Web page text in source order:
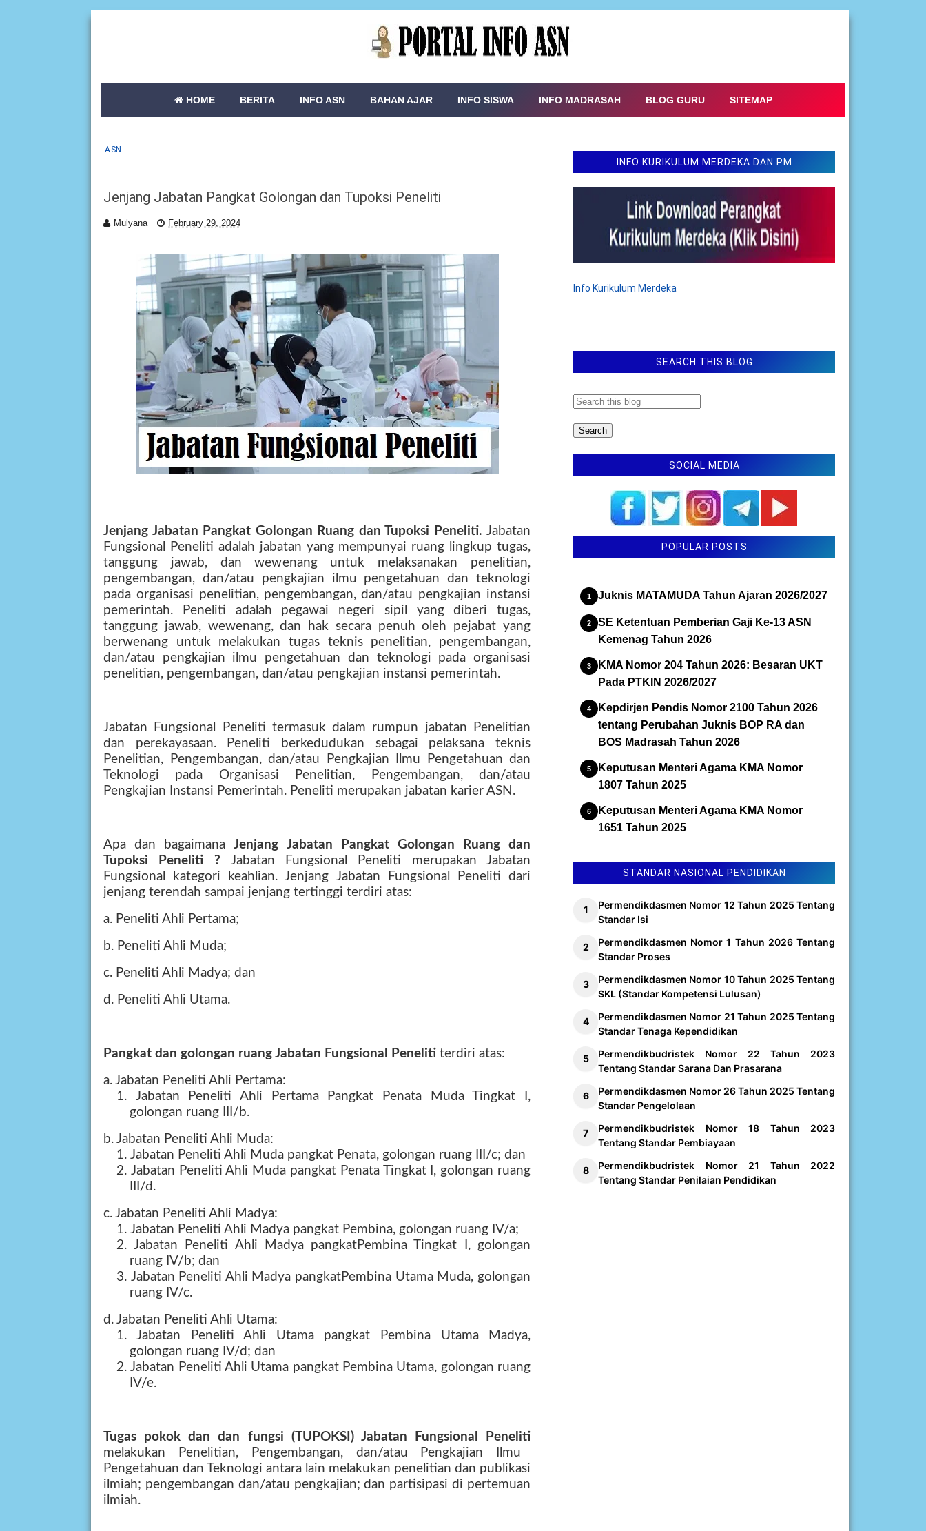
HOME BERITA INFO ASN BAHAN AJAR INFO SISWA INFO MADRASAH BLOG GURU SITEMAP
ASN
Jenjang Jabatan Pangkat Golongan dan Tupoksi Peneliti
Mulyana February 29, 2024
Jenjang Jabatan Pangkat Golongan Ruang dan Tupoksi Peneliti. Jabatan
Fungsional Peneliti adalah jabatan yang mempunyai ruang lingkup tugas,
tanggung jawab, dan wewenang untuk melaksanakan penelitian,
pengembangan, dan/atau pengkajian ilmu pengetahuan dan teknologi
pada organisasi penelitian, pengembangan, dan/atau pengkajian instansi
pemerintah. Peneliti adalah pegawai negeri sipil yang diberi tugas,
tanggung jawab, wewenang, dan hak secara penuh oleh pejabat yang
berwenang untuk melakukan tugas teknis penelitian, pengembangan,
dan/atau pengkajian ilmu pengetahuan dan teknologi pada organisasi
penelitian, pengembangan, dan/atau pengkajian instansi pemerintah.
Jabatan Fungsional Peneliti termasuk dalam rumpun jabatan Penelitian
dan perekayasaan. Peneliti berkedudukan sebagai pelaksana teknis
Penelitian, Pengembangan, dan/atau Pengkajian Ilmu Pengetahuan dan
Teknologi pada Organisasi Penelitian, Pengembangan, dan/atau
Pengkajian Instansi Pemerintah. Peneliti merupakan jabatan karier ASN.
Apa dan bagaimanaJenjang Jabatan Pangkat Golongan Ruang dan
Tupoksi Peneliti ? Jabatan Fungsional Peneliti merupakan Jabatan
Fungsional kategori keahlian. Jenjang Jabatan Fungsional Peneliti dari
jenjang terendah sampai jenjang tertinggi terdiri atas:
a. Peneliti Ahli Pertama;
b. Peneliti Ahli Muda;
c. Peneliti Ahli Madya; dan
d. Peneliti Ahli Utama.
Pangkat dan golongan ruang Jabatan Fungsional Peneliti terdiri atas:
a. Jabatan Peneliti Ahli Pertama:
1. Jabatan Peneliti Ahli Pertama Pangkat
Penata Muda Tingkat I,
golongan ruang III/b.
b. Jabatan Peneliti Ahli Muda:
1. Jabatan Peneliti Ahli Muda pangkat Penata, golongan ruang III/c; dan
2. Jabatan Peneliti Ahli Muda pangkat Penata Tingkat I, golongan ruang
III/d.
c. Jabatan Peneliti Ahli Madya:
1. Jabatan Peneliti Ahli Madya pangkat Pembina, golongan ruang IV/a;
2.Jabatan Peneliti Ahli Madya pangkatPembina Tingkat I, golongan
ruang IV/b; dan
3. Jabatan Peneliti Ahli Madya pangkatPembina Utama Muda, golongan
ruang IV/c.
d. Jabatan Peneliti Ahli Utama:
1.Jabatan Peneliti Ahli Utama pangkat
Pembina Utama Madya,
golongan ruang IV/d; dan
2.Jabatan Peneliti Ahli Utama pangkat Pembina Utama, golongan ruang
IV/e.
Tugas pokok dan dan fungsi (TUPOKSI) Jabatan Fungsional Peneliti
melakukan Penelitian, Pengembangan, dan/atau Pengkajian Ilmu
Pengetahuan dan Teknologi antara lain melakukan penelitian dan publikasi
ilmiah; pengembangan dan/atau pengkajian; dan partisipasi di pertemuan
ilmiah.
INFO KURIKULUM MERDEKA DAN PM
Info Kurikulum Merdeka
SEARCH THIS BLOG
SOCIAL MEDIA
POPULAR POSTS
Juknis MATAMUDA Tahun Ajaran 2026/2027
SE Ketentuan Pemberian Gaji Ke-13 ASN
Kemenag Tahun 2026
KMA Nomor 204 Tahun 2026: Besaran UKT
Pada PTKIN 2026/2027
Kepdirjen Pendis Nomor 2100 Tahun 2026
tentang Perubahan Juknis BOP RA dan
BOS Madrasah Tahun 2026
Keputusan Menteri Agama KMA Nomor
1807 Tahun 2025
Keputusan Menteri Agama KMA Nomor
1651 Tahun 2025
STANDAR NASIONAL PENDIDIKAN
Permendikdasmen Nomor 12 Tahun 2025 Tentang
Standar Isi
Permendikdasmen Nomor 1 Tahun 2026 Tentang
Standar Proses
Permendikdasmen Nomor 10 Tahun 2025 Tentang
SKL (Standar Kompetensi Lulusan)
Permendikdasmen Nomor 21 Tahun 2025 Tentang
Standar Tenaga Kependidikan
Permendikbudristek Nomor 22 Tahun 2023
Tentang Standar Sarana Dan Prasarana
Permendikdasmen Nomor 26 Tahun 2025 Tentang
Standar Pengelolaan
Permendikbudristek Nomor 18 Tahun 2023
Tentang Standar Pembiayaan
Permendikbudristek Nomor 21 Tahun 2022
Tentang Standar Penilaian Pendidikan